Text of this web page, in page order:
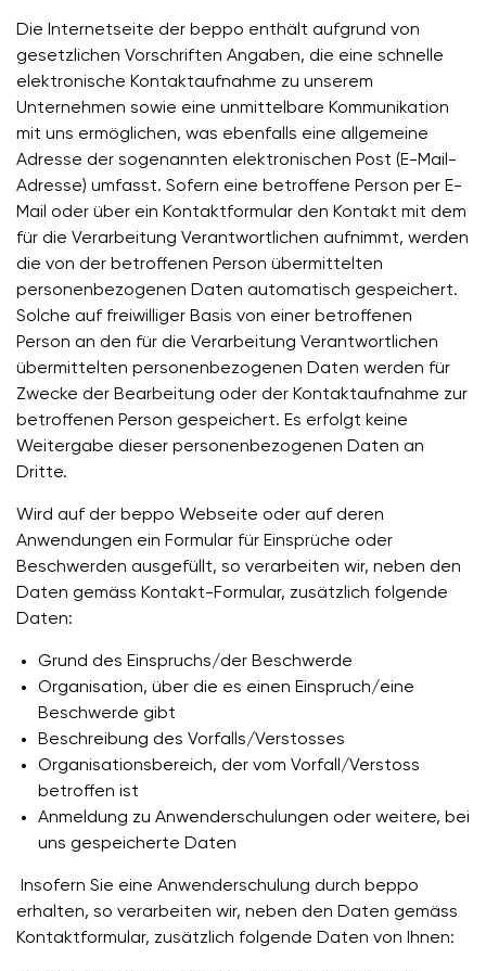
Die Internetseite der beppo enthält aufgrund von
gesetzlichen Vorschriften Angaben, die eine schnelle
elektronische Kontaktaufnahme zu unserem
Unternehmen sowie eine unmittelbare Kommunikation
mit uns ermöglichen, was ebenfalls eine allgemeine
Adresse der sogenannten elektronischen Post (E-Mail-
Adresse) umfasst. Sofern eine betroffene Person per E-
Mail oder über ein Kontaktformular den Kontakt mit dem
für die Verarbeitung Verantwortlichen aufnimmt, werden
die von der betroffenen Person übermittelten
personenbezogenen Daten automatisch gespeichert.
Solche auf freiwilliger Basis von einer betroffenen
Person an den für die Verarbeitung Verantwortlichen
übermittelten personenbezogenen Daten werden für
Zwecke der Bearbeitung oder der Kontaktaufnahme zur
betroffenen Person gespeichert. Es erfolgt keine
Weitergabe dieser personenbezogenen Daten an
Dritte.
Wird auf der beppo Webseite oder auf deren
Anwendungen ein Formular für Einsprüche oder
Beschwerden ausgefüllt, so verarbeiten wir, neben den
Daten gemäss Kontakt-Formular, zusätzlich folgende
Daten:
Grund des Einspruchs/der Beschwerde
Organisation, über die es einen Einspruch/eine
Beschwerde gibt
Beschreibung des Vorfalls/Verstosses
Organisationsbereich, der vom Vorfall/Verstoss
betroffen ist
Anmeldung zu Anwenderschulungen oder weitere, bei
uns gespeicherte Daten
Insofern Sie eine Anwenderschulung durch beppo
erhalten, so verarbeiten wir, neben den Daten gemäss
Kontaktformular, zusätzlich folgende Daten von Ihnen: